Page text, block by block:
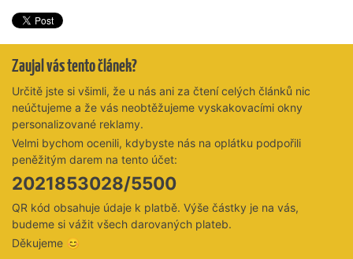
Zaujal vás tento článek?
Určitě jste si všimli, že u nás ani za čtení celých článků nic
neúčtujeme a že vás neobtěžujeme vyskakovacími okny
personalizované reklamy.
Velmi bychom ocenili, kdybyste nás na oplátku podpořili
peněžitým darem na tento účet:
2021853028/5500
QR kód obsahuje údaje k platbě. Výše částky je na vás,
budeme si vážit všech darovaných plateb.
Děkujeme 😊